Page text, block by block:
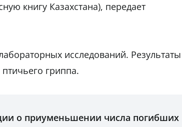
книгу Казахстана), передает
исследований. Результаты
гриппа.
о приуменьшении числа погибших